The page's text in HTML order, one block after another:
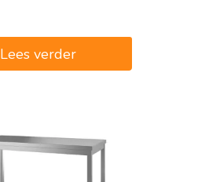
Lees verder